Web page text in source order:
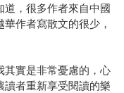
道，很多作者來自中國
作者寫散文的很少，
其實是非常憂慮的，心
讀者重新享受閱讀的樂